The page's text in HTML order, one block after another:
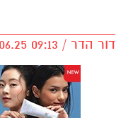
דור הדר / 09:13 23.06.25